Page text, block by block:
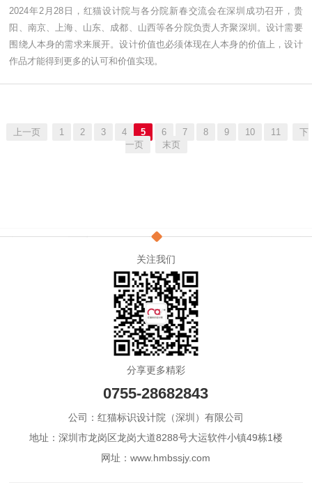
2024年2月28日，红猫设计院与各分院新春交流会在深圳成功召开，贵
阳、南京、上海、山东、成都、山西等各分院负责人齐聚深圳。设计需要
围绕人本身的需求来展开。设计价值也必须体现在人本身的价值上，设计
作品才能得到更多的认可和价值实现。
上一页 1 2 3 4 5 6 7 8 9 10 11
下
一页
末页
关注我们
分享更多精彩
0755-28682843
公司：红猫标识设计院（深圳）有限公司
地址：深圳市龙岗区龙岗大道8288号大运软件小镇49栋1楼
网址：www.hmbssjy.com